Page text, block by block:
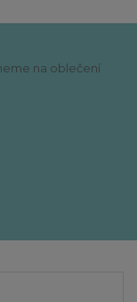
na oblečení